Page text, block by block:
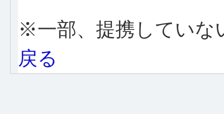
※一部、提携していな
戻る